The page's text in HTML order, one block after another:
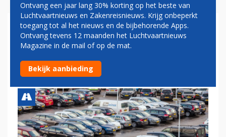
PARKEERPLATFORM PARKOS
WORDT NICHTJE VAN
MANCHESTER AIRPORT
Ontvang een jaar lang 30% korting op het beste van
Luchtvaartnieuws en Zakenreisnieuws. Krijg onbeperkt
toegang tot al het nieuws en de bijbehorende Apps.
Ontvang tevens 12 maanden het Luchtvaartnieuws
Magazine in de mail of op de mat.
Bekijk aanbieding